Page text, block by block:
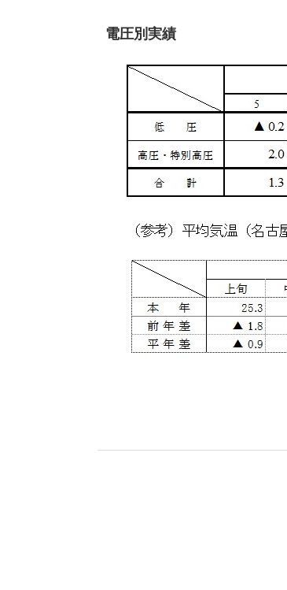
電圧別実績